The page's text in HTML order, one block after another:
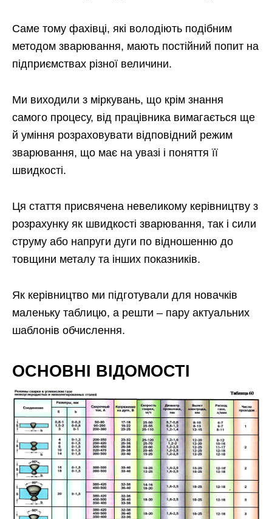
Саме тому фахівці, які володіють подібним
методом зварювання, мають постійний попит на
підприємствах різної величини.
Ми виходили з міркувань, що крім знання
самого процесу, від працівника вимагається ще
й уміння розраховувати відповідний режим
зварювання, що має на увазі і поняття її
швидкості.
Ця стаття присвячена невеликому керівництву з
розрахунку як швидкості зварювання, так і сили
струму або напруги дуги по відношенню до
товщини металу та інших показників.
Як керівництво ми підготували для новачків
маленьку таблицю, а решти – пару актуальних
шаблонів обчислення.
ОСНОВНІ ВІДОМОСТІ